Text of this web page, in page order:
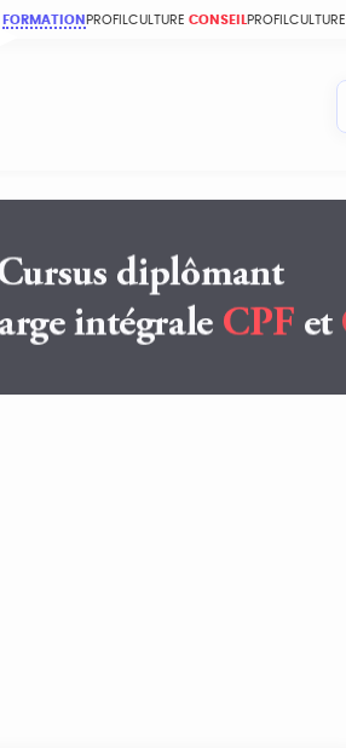
FORMATION PROFILCULTURE CONSEIL PROFILCULTURE